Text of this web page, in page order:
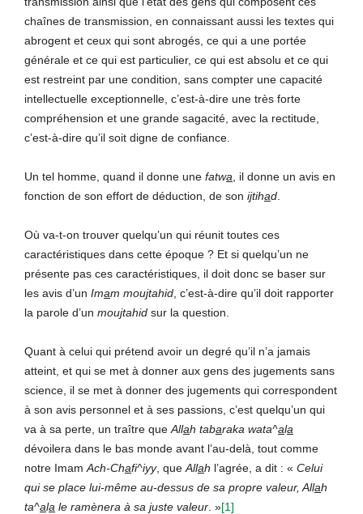
chaînes de transmission, en connaissant aussi les textes qui
abrogent et ceux qui sont abrogés, ce qui a une portée
générale et ce qui est particulier, ce qui est absolu et ce qui
est restreint par une condition, sans compter une capacité
intellectuelle exceptionnelle, c’est-à-dire une très forte
compréhension et une grande sagacité, avec la rectitude,
c’est-à-dire qu’il soit digne de confiance.
Un tel homme, quand il donne une fatwa , il donne un avis en
fonction de son effort de déduction, de son ijtihad
Où va-t-on trouver quelqu’un qui réunit toutes ces
caractéristiques dans cette époque ? Et si quelqu’un ne
présente pas ces caractéristiques, il doit donc se baser sur
les avis d’un Imam moujtahid , c’est-à-dire qu’il doit rapporter
la parole d’un moujtahid sur la question.
Quant à celui qui prétend avoir un degré qu’il n’a jamais
atteint, et qui se met à donner aux gens des jugements sans
science, il se met à donner des jugements qui correspondent
à son avis personnel et à ses passions, c’est quelqu’un qui
va à sa perte, un traître que Allah tabaraka wata^ala
dévoilera dans le bas monde avant l’au-delà, tout comme
notre Imam Ach-Chafi^iyy, que Allah l’agrée, a dit : « Celui
qui se place lui-même au-dessus de sa propre valeur, Allah
ta^ala le ramènera à sa juste valeur . »[1]